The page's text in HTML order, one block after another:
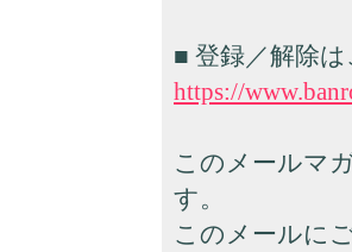
■ 登録／解除
https://
このメールマ
す。
このメールに